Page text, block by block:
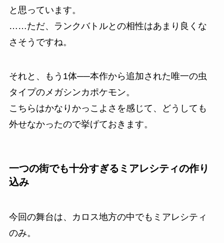
と思っています。
……ただ、ランクバトルとの相性はあまり良くな
さそうですね。
それと、もう1体──本作から追加された唯一の虫
タイプのメガシンカポケモン。
こちらはかなりかっこよさを感じて、どうしても
外せなかったので挙げておきます。
一つの街でも十分すぎるミアレシティの作り
込み
今回の舞台は、カロス地方の中でもミアレシティ
のみ。